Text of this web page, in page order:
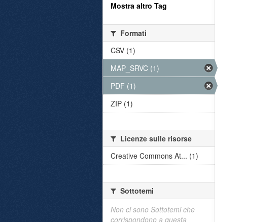
Mostra altro Tag
Formati
CSV (1)
MAP_SRVC (1)
PDF (1)
ZIP (1)
Licenze sulle risorse
Creative Commons At... (1)
Sottotemi
Non ci sono Sottotemi che
corrispondono a questa